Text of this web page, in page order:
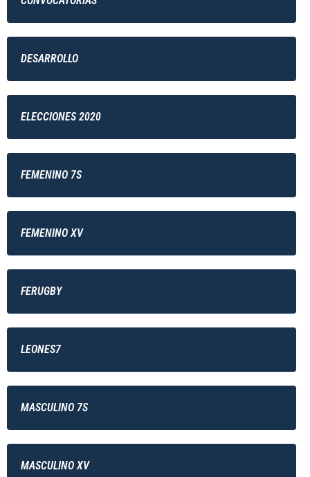
DESARROLLO
ELECCIONES 2020
FEMENINO 7S
FEMENINO XV
FERUGBY
LEONES7
MASCULINO 7S
MASCULINO XV